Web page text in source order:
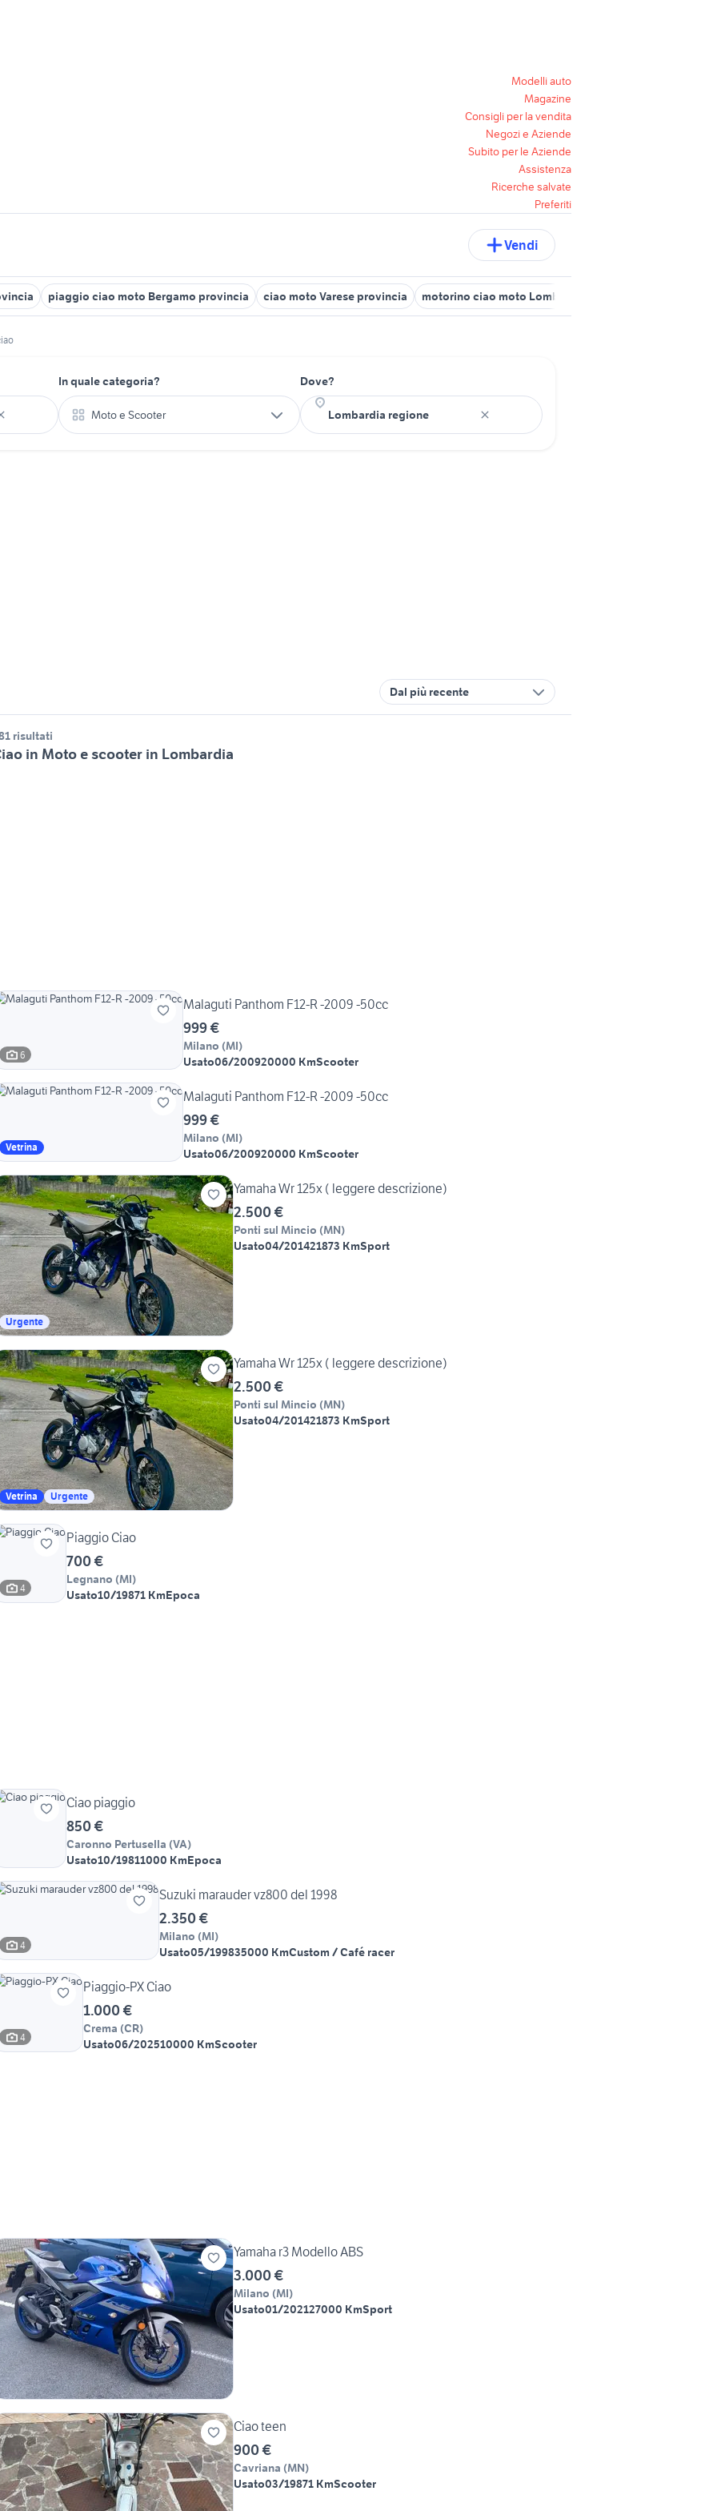
Modelli auto
Magazine
Consigli per la vendita
Negozi e Aziende
Subito per le Aziende
Assistenza
Ricerche salvate
Preferiti
Vendi
piaggio ciao moto Bergamo provincia ciao moto Varese provincia motorino ciao moto Lombardia
In quale categoria?
Moto e Scooter
Dove?
Dal più recente
risultati
in Moto e scooter in Lombardia
6
Malaguti Panthom F12-R -2009 -50cc
999 €
Milano (MI)
Usato06/200920000 KmScooter
Vetrina
Malaguti Panthom F12-R -2009 -50cc
999 €
Milano (MI)
Usato06/200920000 KmScooter
Urgente
Yamaha Wr 125x ( leggere descrizione)
2.500 €
Ponti sul Mincio (MN)
Usato04/201421873 KmSport
Vetrina Urgente
Yamaha Wr 125x ( leggere descrizione)
2.500 €
Ponti sul Mincio (MN)
Usato04/201421873 KmSport
4
Piaggio Ciao
700 €
Legnano (MI)
Usato10/19871 KmEpoca
Ciao piaggio
850 €
Caronno Pertusella (VA)
Usato10/19811000 KmEpoca
4
Suzuki marauder vz800 del 1998
2.350 €
Milano (MI)
Usato05/199835000 KmCustom / Café racer
4
Piaggio-PX Ciao
1.000 €
Crema (CR)
Usato06/202510000 KmScooter
Yamaha r3 Modello ABS
3.000 €
Milano (MI)
Usato01/202127000 KmSport
Ciao teen
900 €
Cavriana (MN)
Usato03/19871 KmScooter